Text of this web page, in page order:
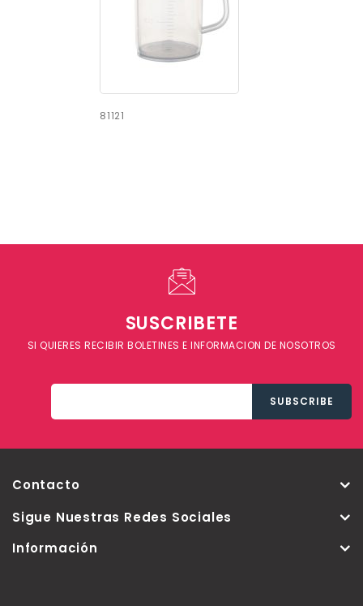
81121
SUSCRIBETE
SI QUIERES RECIBIR BOLETINES E INFORMACION DE NOSOTROS
Contacto
Sigue Nuestras Redes Sociales
Información